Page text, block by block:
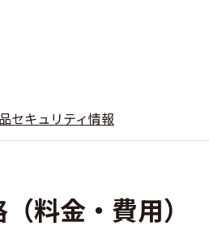
セキュリティ情報
料金・費用）